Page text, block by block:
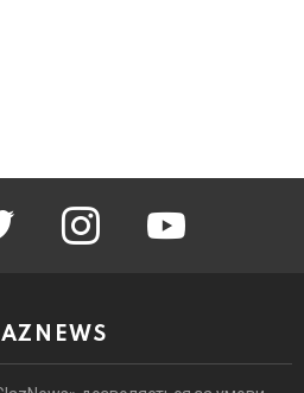
twitter instagram youtube